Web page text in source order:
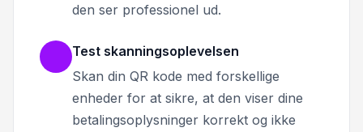
den ser professionel ud.
Test skanningsoplevelsen
Skan din QR kode med forskellige
enheder for at sikre, at den viser dine
betalingsoplysninger korrekt og ikke